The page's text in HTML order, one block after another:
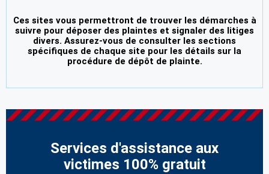
Ces sites vous permettront de trouver les démarches à
suivre pour déposer des plaintes et signaler des litiges
divers. Assurez-vous de consulter les sections
spécifiques de chaque site pour les détails sur la
procédure de dépôt de plainte.
Services d'assistance aux
victimes 100% gratuit